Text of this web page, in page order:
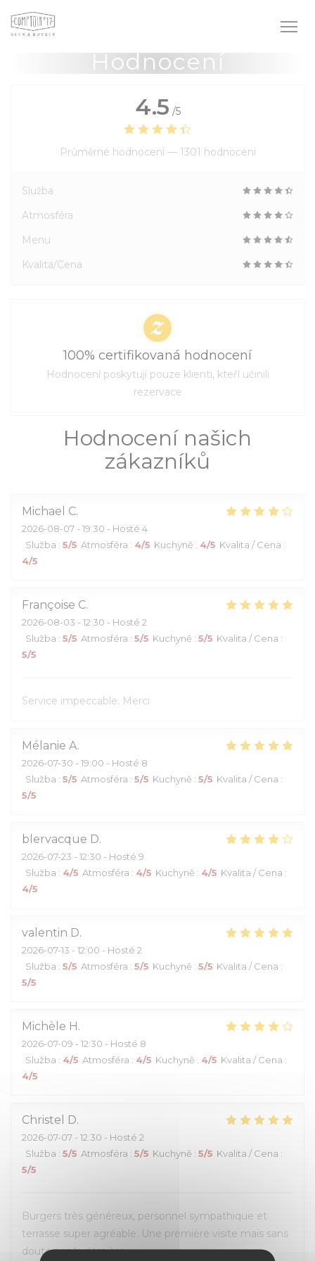
Panel pro správu cookies
Hodnocení
Hodnocení našich
zákazníků
Michael C
2026-08-07 - 19:30 - Hosté 4
Služba : 5/5 Atmosféra : 4/5 Kuchyně : 4/5 Kvalita / Cena :
4/5
Françoise C
2026-08-03 - 12:30 - Hosté 2
Služba : 5/5 Atmosféra : 5/5 Kuchyně : 5/5 Kvalita / Cena :
5/5
Service impeccable. Merci
Mélanie A
2026-07-30 - 19:00 - Hosté 8
Služba : 5/5 Atmosféra : 5/5 Kuchyně : 5/5 Kvalita / Cena :
5/5
blervacque D
2026-07-23 - 12:30 - Hosté 9
Služba : 4/5 Atmosféra : 4/5 Kuchyně : 4/5 Kvalita / Cena :
4/5
valentin D
2026-07-13 - 12:00 - Hosté 2
Služba : 5/5 Atmosféra : 5/5 Kuchyně : 5/5 Kvalita / Cena :
5/5
Michèle H
2026-07-09 - 12:30 - Hosté 8
Služba : 4/5 Atmosféra : 4/5 Kuchyně : 4/5 Kvalita / Cena :
4/5
Christel D
2026-07-07 - 12:30 - Hosté 2
Služba : 5/5 Atmosféra : 5/5 Kuchyně : 5/5 Kvalita / Cena :
5/5
Burgers très généreux, personnel sympathique et
terrasse super agréable. Une première visite mais sans
doute pas la dernière.
4.5 /5
Průměrné hodnocení — 1301 hodnoceni
Služba
Atmosféra
Menu
Kvalita/Cena
100% certifikovaná hodnocení
Hodnocení poskytují pouze klienti, kteří učinili
rezervace